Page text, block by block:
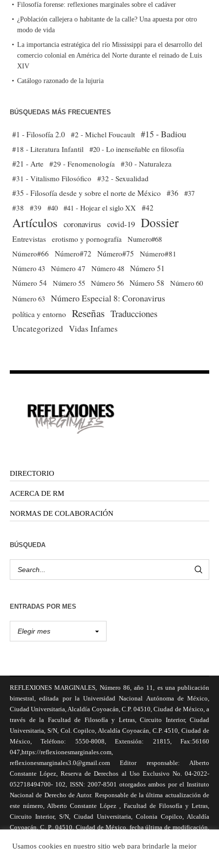
Filosofía forense: reflexiones marginales sobre el cadáver
¿Población callejera o habitante de la calle? Una apuesta por otro
modo de vida
La importancia estratégica del río Mississippi para el desarrollo del
comercio colonial en América del Norte durante el reinado de Luis
XIV
Catálogo razonado de la lujuria
BÚSQUEDAS MÁS FRECUENTES
#1 - Filosofía 2.0 #2 - Michel Foucault #15 - Badiou
#18 - Literatura Infantil #20 - Lo inenseñable en filosofía
#21 - Arte #29 - Fenomenología
#30 - Naturaleza
#31 - Vitalismo Filosófico
#32 - Sexualidad
#35 - Filosofía desde y sobre el norte de México #36 #37
#38
#39 #40 #41 - Hojear el siglo XX #42
Artículos coronavirus covid-19 Dossier
Entrevistas erotismo y pornografía
Numero#68
Número#66
Número#72 Número#75
Número#81
Número 43 Número 47 Número 48 Número 51
Número 54 Número 55 Número 56 Número 58
Número 60
Número 63 Número Especial 8: Coronavirus
política y entorno Reseñas Traducciones
Uncategorized Vidas Infames
DIRECTORIO
ACERCA DE RM
NORMAS DE COLABORACIÓN
BÚSQUEDA
ENTRADAS POR MES
REFLEXIONES MARGINALES, Número 86, año 11, es una publicación
bimestral, editada por la Universidad Nacional Autónoma de México,
Ciudad Universitaria, Alcaldía Coyoacán, C.P. 04510, Ciudad de México, a
través de la Facultad de Filosofía y Letras, Circuito Interior, Ciudad
Universitaria, S/N, Col. Copilco, Alcaldía Coyoacán, C.P. 4510, Ciudad de
México, Teléfono: 5550-8008, Extensión: 21815, Fax:56160
047,https://reflexionesmarginales.com,
reflexionesmarginales3.0@gmail.com Editor responsable: Alberto
Constante López, Reserva de Derechos al Uso Exclusivo No. 04-2022-
052718494700- 102, ISSN: 2007-8501 otorgados ambos por el Instituto
Nacional de Derecho de Autor. Responsable de la última actualización de
este número, Alberto Constante López , Facultad de Filosofía y Letras,
Circuito Interior, S/N, Ciudad Universitaria, Colonia Copilco, Alcaldía
Coyoacán, C. P., 04510, Ciudad de México, fecha última de modificación,
Usamos cookies en nuestro sitio web para brindarle la mejor